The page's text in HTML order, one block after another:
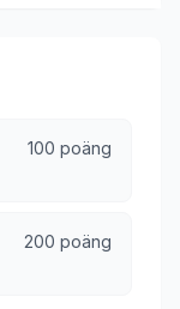
100 poäng
200 poäng